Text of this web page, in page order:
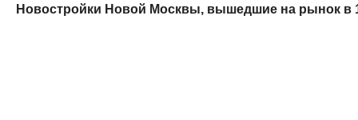
Новостройки Новой Москвы, вышедшие на рынок в